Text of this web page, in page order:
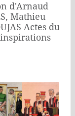
d'Arnaud
Mathieu
Actes du